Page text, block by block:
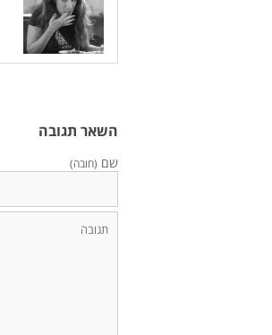
השאר תגובה
שם (חובה)